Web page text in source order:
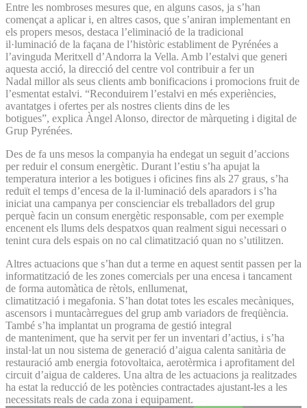
Entre les nombroses mesures que, en alguns casos, ja s’han
començat a aplicar i, en altres casos, que s’aniran implementant en
els propers mesos, destaca l’eliminació de la tradicional
il·luminació de la façana de l’històric establiment de Pyrénées a
l’avinguda Meritxell d’Andorra la Vella. Amb l’estalvi que generi
aquesta acció, la direcció del centre vol contribuir a fer un
Nadal millor als seus clients amb bonificacions i promocions fruit de
l’esmentat estalvi. “Reconduirem l’estalvi en més experiències,
avantatges i ofertes per als nostres clients dins de les
botigues”, explica Àngel Alonso, director de màrqueting i digital de
Grup Pyrénées.
Des de fa uns mesos la companyia ha endegat un seguit d’accions
per reduir el consum energètic. Durant l’estiu s’ha apujat la
temperatura interior a les botigues i oficines fins als 27 graus, s’ha
reduït el temps d’encesa de la il·luminació dels aparadors i s’ha
iniciat una campanya per conscienciar els treballadors del grup
perquè facin un consum energètic responsable, com per exemple
encenent els llums dels despatxos quan realment sigui necessari o
tenint cura dels espais on no cal climatització quan no s’utilitzen.
Altres actuacions que s’han dut a terme en aquest sentit passen per la
informatització de les zones comercials per una encesa i tancament
de forma automàtica de rètols, enllumenat,
climatització i megafonia. S’han dotat totes les escales mecàniques,
ascensors i muntacàrregues del grup amb variadors de freqüència.
També s’ha implantat un programa de gestió integral
de manteniment, que ha servit per fer un inventari d’actius, i s’ha
instal·lat un nou sistema de generació d’aigua calenta sanitària de
restauració amb energia fotovoltaica, aerotèrmica i aprofitament del
circuit d’aigua de calderes. Una altra de les actuacions ja realitzades
ha estat la reducció de les potències contractades ajustant-les a les
necessitats reals de cada zona i equipament.